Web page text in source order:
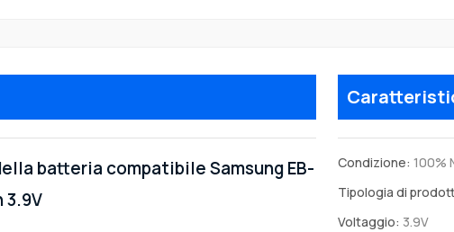
batteria compatibile Samsung EB-
3.9V
Condizione: 100%
Tipologia di
Voltaggio: 3.9V